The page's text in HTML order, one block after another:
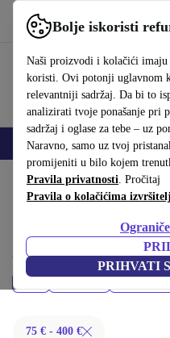
Bolje iskoristi
Naši proizvodi i kolačići imaju
koristi. Ovi potonji uglavnom
relevantniji sadržaj. Da bi to
analizirati tvoje ponašanje pri
sadržaj i oglase za tebe – uz
Naravno, samo uz tvoj
promijeniti u bilo kojem
Pravila privatnosti. Pročitaj
Pravila o kolačićima
PRIHVATI
Koristi refurbed brzo i jednostavno
Mobiteli Prijenosna računala
Početna stranica Proizvodi Mobiteli
Kupi refurbished Samsung
jamstvo i 30 dana za povrat.
75 € - 400 €